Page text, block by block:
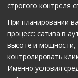
строгого контроля
При планировании
процесс: сатива в
высоте и мощности,
контролировать
Именно условия